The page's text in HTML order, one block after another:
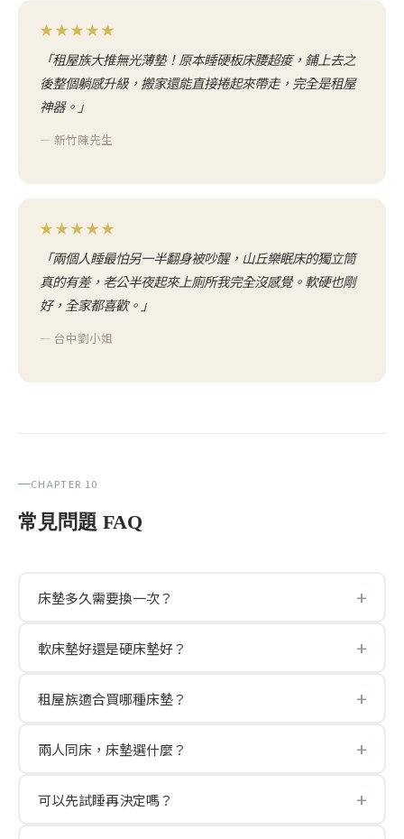
★★★★★
「租屋族大推無光薄墊！原本睡硬板床腰超痠，鋪上去之
後整個躺感升級，搬家還能直接捲起來帶走，完全是租屋
神器。」
— 新竹陳先生
★★★★★
「兩個人睡最怕另一半翻身被吵醒，山丘樂眠床的獨立筒
真的有差，老公半夜起來上廁所我完全沒感覺。軟硬也剛
好，全家都喜歡。」
— 台中劉小姐
CHAPTER 10
常見問題 FAQ
床墊多久需要換一次？
軟床墊好還是硬床墊好？
租屋族適合買哪種床墊？
兩人同床，床墊選什麼？
可以先試睡再決定嗎？